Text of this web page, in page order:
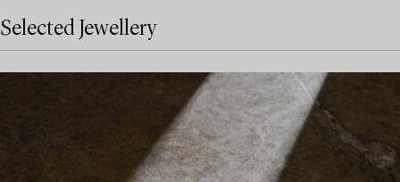
Selected Jewellery